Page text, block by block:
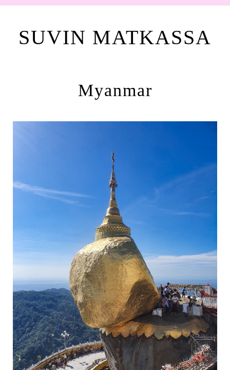
SUVIN MATKASSA
Myanmar